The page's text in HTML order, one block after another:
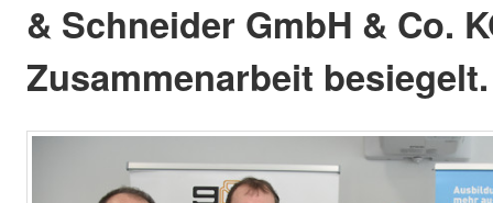
& Schneider GmbH & Co.
Zusammenarbeit besiegelt.